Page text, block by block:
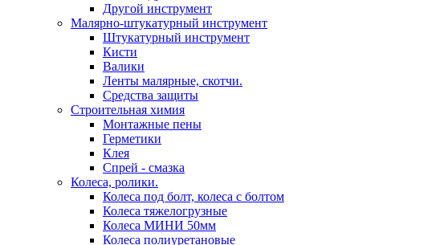
Другой инструмент
Малярно-штукатурный инструмент
Штукатурный инструмент
Кисти
Валики
Ленты малярные, скотчи.
Средства защиты
Строительная химия
Монтажные пены
Герметики
Клея
Спрей - смазка
Колеса, ролики.
Колеса под болт, колеса с болтом
Колеса тяжелогрузные
Колеса МИНИ 50мм
Колеса полиуретановые